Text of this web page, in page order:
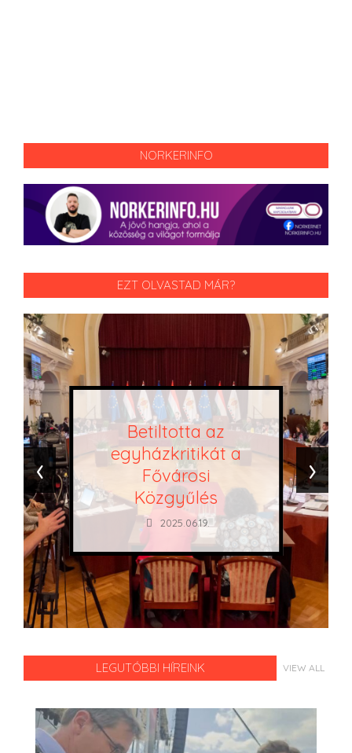
NORKERINFO
EZT OLVASTAD MÁR?
Betiltotta az
egyházkritikát a
Fővárosi
Közgyűlés
2025.06.19.
‹ ›
LEGUTÓBBI HÍREINK VIEW ALL